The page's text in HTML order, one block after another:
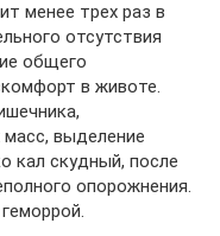
менее трех раз в
отсутствия
общего
в животе.
выделение
кал скудный, после
опорожнения.